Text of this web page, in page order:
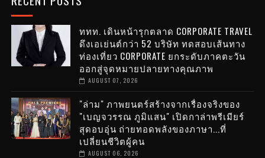
ททท. เดินหน้ารุกตลาด CORPORATE TRAVEL
ดึงเอเย่นต์กว่า 52 บริษัท ทดสอบเส้นทาง
ท่องเที่ยว CORPORATE ยกระดับภาคตะวัน
ออกสู่จุดหมายปลายทางคุณภาพ
AUGUST 07, 2026
"ล่าม" ภาพยนตร์สร้างจากเรื่องจริงของ
"เบญจวรรณ ภูมิแสน" เปิดกาล่าพรีเมียร์
สุดอบอุ่น ถ่ายทอดพลังของภาษา...ที่
เปลี่ยนชีวิตผู้คน
AUGUST 06, 2026